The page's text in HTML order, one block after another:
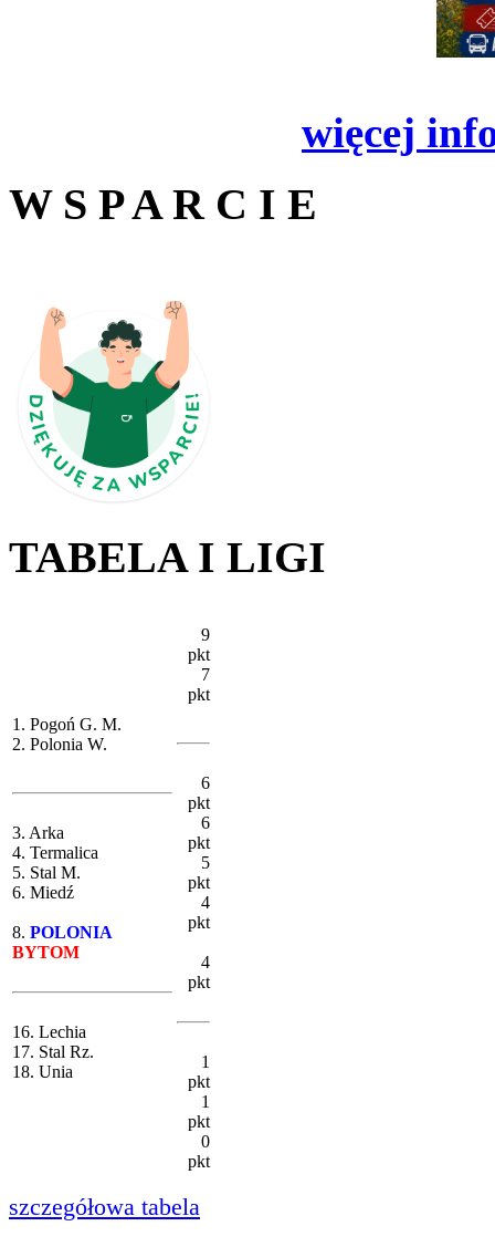
więcej
W S P A R C I E
TABELA I LIGI
1. Pogoń G. M.
2. Polonia W.
3. Arka
4. Termalica
5. Stal M.
6. Miedź
8. POLONIA
BYTOM
16. Lechia
17. Stal Rz.
18. Unia
9
pkt
7
pkt
6
pkt
6
pkt
5
pkt
4
pkt
4
pkt
1
pkt
1
pkt
0
pkt
szczegółowa tabela